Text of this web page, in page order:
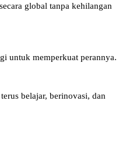
global tanpa kehilangan
untuk memperkuat perannya.
belajar, berinovasi, dan